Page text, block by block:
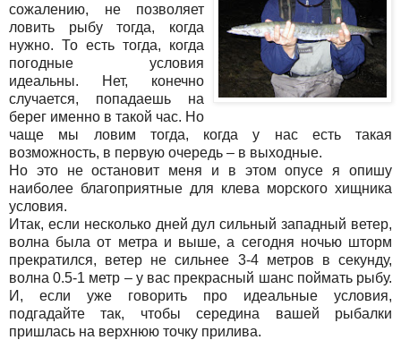
сожалению, не позволяет
ловить рыбу тогда, когда
нужно. То есть тогда, когда
погодные условия
идеальны. Нет, конечно
случается, попадаешь на
берег именно в такой час. Но
чаще мы ловим тогда, когда у нас есть такая
возможность, в первую очередь – в выходные.
Но это не остановит меня и в этом опусе я опишу
наиболее благоприятные для клева морского хищника
условия.
Итак, если несколько дней дул сильный западный ветер,
волна была от метра и выше, а сегодня ночью шторм
прекратился, ветер не сильнее 3-4 метров в секунду,
волна 0.5-1 метр – у вас прекрасный шанс поймать рыбу.
И, если уже говорить про идеальные условия,
подгадайте так, чтобы середина вашей рыбалки
пришлась на верхнюю точку прилива.